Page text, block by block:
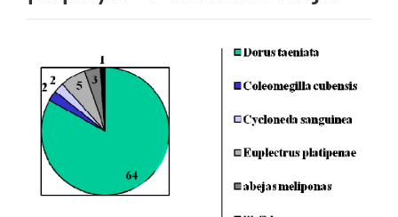
lateral
del
artículo